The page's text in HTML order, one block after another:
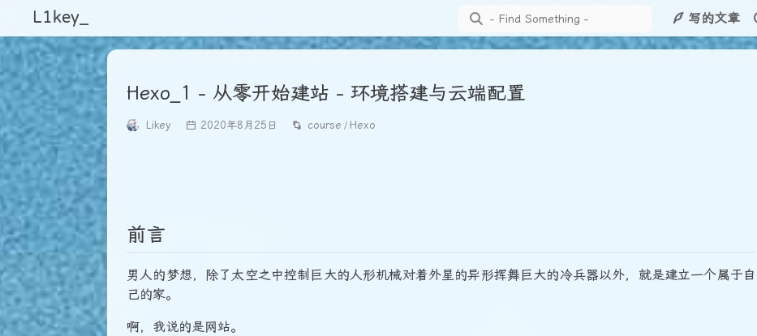
L1key_ 写的文章
Hexo_1 - 从零开始建站 - 环境搭建与云端配置
Likey 2020年8月25日 course Hexo
前言
男人的梦想，除了太空之中控制巨大的人形机械对着外星的异形挥舞巨大的冷兵器以外，就是建立一个属于自
己的家。
啊，我说的是网站。